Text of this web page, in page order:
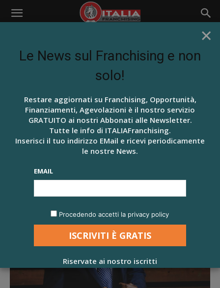
NEWS DALL' ITALIA PRIMA PAGINA PROMO FRANCHISING
BROKER NEL
FRANCHISING,
ITALIAFRANCHISING
AVVIA LA PRIMA
PROFESSIONE DI
MEDIAZIONE
Redazione ITALIAFranchising
×
Le News sul Franchising e non
solo!
Restare aggiornati su Franchising, Opportunità,
Finanziamenti, Agevolazioni è il nostro servizio
GRATUITO ai nostri Abbonati alle Newsletter.
Tutte le info di ITALIAFranchising.
Inserisci il tuo indirizzo EMail e ricevi periodicamente
le nostre News.
EMAIL
Procedendo accetti la privacy policy
Riservate ai nostro iscritti